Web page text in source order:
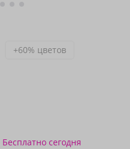
+60% цветов
Бесплатно сегодня